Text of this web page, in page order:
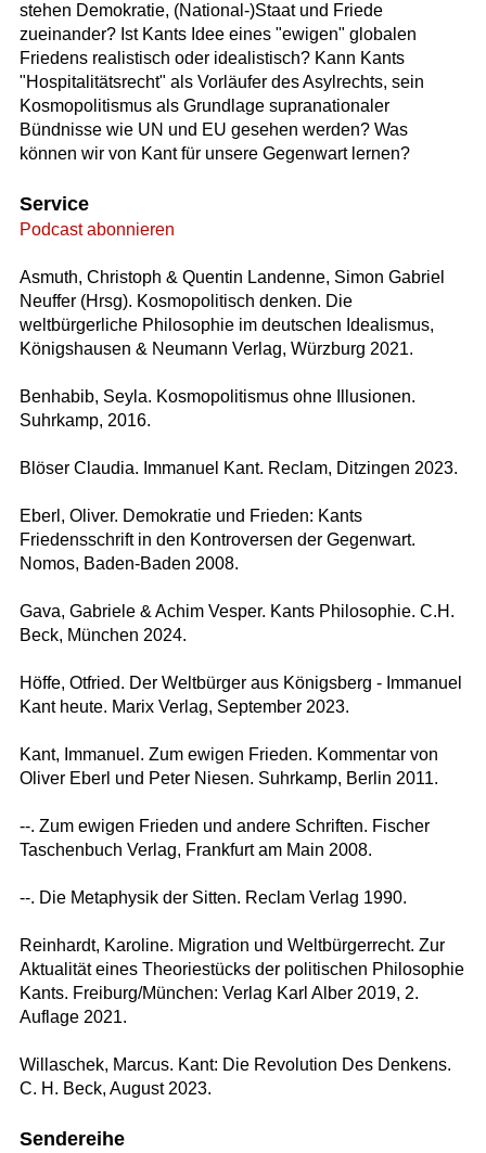
stehen Demokratie, (National-)Staat und Friede
zueinander? Ist Kants Idee eines "ewigen" globalen
Friedens realistisch oder idealistisch? Kann Kants
"Hospitalitätsrecht" als Vorläufer des Asylrechts, sein
Kosmopolitismus als Grundlage supranationaler
Bündnisse wie UN und EU gesehen werden? Was
können wir von Kant für unsere Gegenwart lernen?
Service
Podcast abonnieren
Asmuth, Christoph & Quentin Landenne, Simon Gabriel
Neuffer (Hrsg). Kosmopolitisch denken. Die
weltbürgerliche Philosophie im deutschen Idealismus,
Königshausen & Neumann Verlag, Würzburg 2021.
Benhabib, Seyla. Kosmopolitismus ohne Illusionen.
Suhrkamp, 2016.
Blöser Claudia. Immanuel Kant. Reclam, Ditzingen 2023.
Eberl, Oliver. Demokratie und Frieden: Kants
Friedensschrift in den Kontroversen der Gegenwart.
Nomos, Baden-Baden 2008.
Gava, Gabriele & Achim Vesper. Kants Philosophie. C.H.
Beck, München 2024.
Höffe, Otfried. Der Weltbürger aus Königsberg - Immanuel
Kant heute. Marix Verlag, September 2023.
Kant, Immanuel. Zum ewigen Frieden. Kommentar von
Oliver Eberl und Peter Niesen. Suhrkamp, Berlin 2011.
--. Zum ewigen Frieden und andere Schriften. Fischer
Taschenbuch Verlag, Frankfurt am Main 2008.
--. Die Metaphysik der Sitten. Reclam Verlag 1990.
Reinhardt, Karoline. Migration und Weltbürgerrecht. Zur
Aktualität eines Theoriestücks der politischen Philosophie
Kants. Freiburg/München: Verlag Karl Alber 2019, 2.
Auflage 2021.
Willaschek, Marcus. Kant: Die Revolution Des Denkens.
C. H. Beck, August 2023.
Sendereihe